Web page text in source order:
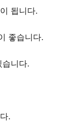
됩니다.
좋습니다.
니다.
.